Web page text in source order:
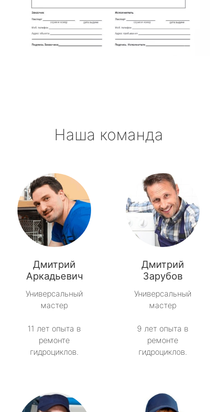
Наша команда
Дмитрий
Аркадьевич
Универсальный
мастер
11 лет опыта в
ремонте
гидроциклов.
Дмитрий
Зарубов
Универсальный
мастер
9 лет опыта в
ремонте
гидроциклов.